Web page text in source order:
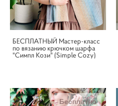
БЕСПЛАТНЫЙ Мастер-класс
по вязанию крючком шарфа
"Симпл Кози" (Simple Cozy)
Бесплатно